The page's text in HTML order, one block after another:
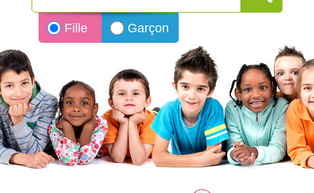
Fille Garçon